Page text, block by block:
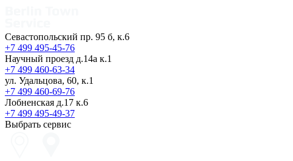
Севастопольский пр. 95 б, к.6
+7 499 495-45-76
Научный проезд д.14а к.1
+7 499 460-63-34
ул. Удальцова, 60, к.1
+7 499 460-69-76
Лобненская д.17 к.6
+7 499 495-49-37
Выбрать сервис